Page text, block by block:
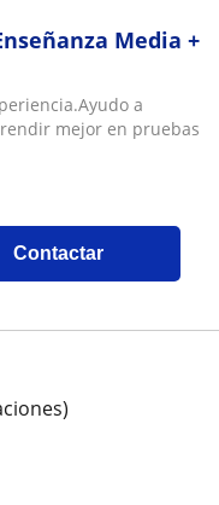
Media +
a
mejor en pruebas
Contactar